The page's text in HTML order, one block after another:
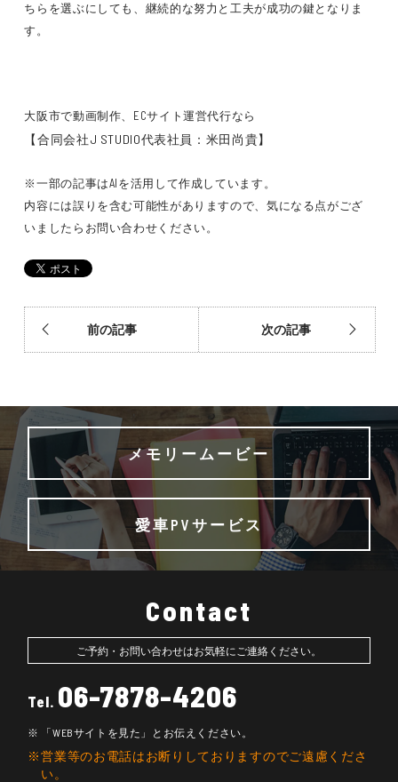
ちらを選ぶにしても、継続的な努力と工夫が成功の鍵となりま
す。
大阪市で動画制作、ECサイト運営代行なら
【合同会社J STUDIO代表社員：米田尚貴】
※一部の記事はAIを活用して作成しています。
内容には誤りを含む可能性がありますので、気になる点がござ
いましたらお問い合わせください。
前の記事 次の記事
メモリームービー
愛車PVサービス
Contact
ご予約・お問い合わせはお気軽にご連絡ください。
Tel. 06-7878-4206
「WEBサイトを見た」とお伝えください。
営業等のお電話はお断りしておりますのでご遠慮くださ
い。